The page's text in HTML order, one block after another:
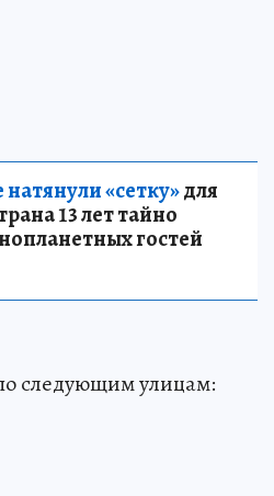
«сетку»для
13 лет тайно
гостей
следующим улицам: